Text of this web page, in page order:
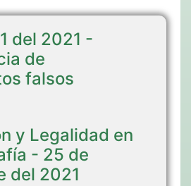
del 2021 -
de
falsos
y Legalidad en
- 25 de
del 2021